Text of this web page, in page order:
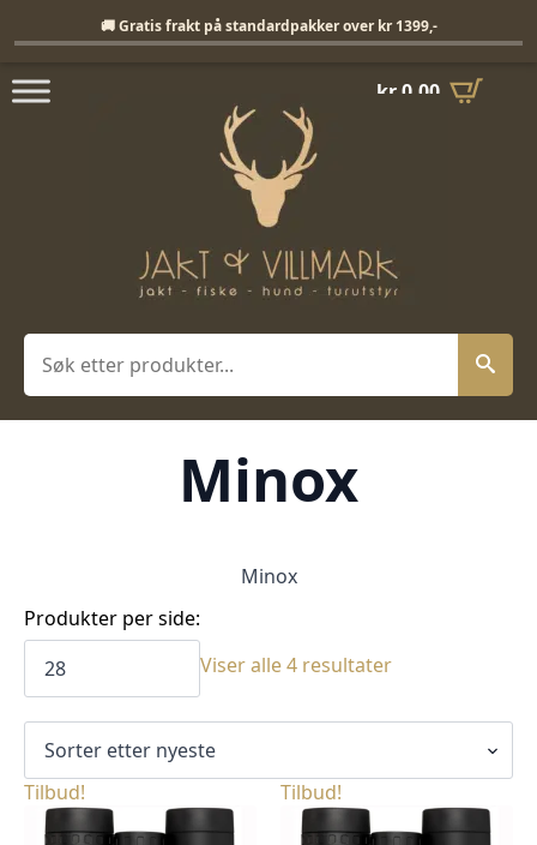
kr0,00
Søk
Minox
Minox
Produkter per side:
Viser alle 4 resultaterSortert
siste
Tilbud! Tilbud!
🚚 Gratis frakt på standardpakker over kr 1399,-